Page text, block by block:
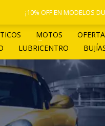
MOTOS
LUBRICENTRO
¡10% OFF EN MODELOS